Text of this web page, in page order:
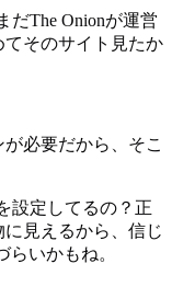
だThe Onionが運営
てそのサイト見たか
必要だから、そこ
設定してるの？正
見えるから、信じ
らいかもね。